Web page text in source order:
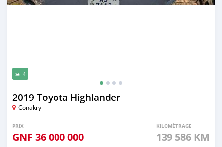
4
2019 Toyota Highlander
Conakry
PRIX
GNF 36 000 000
KILOMÉTRAGE
139 586 KM